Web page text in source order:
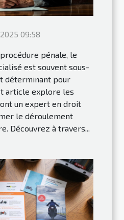
09:58
pénale, le
est souvent sous-
déterminant pour
article explore les
un expert en droit
le déroulement
Découvrez à travers...